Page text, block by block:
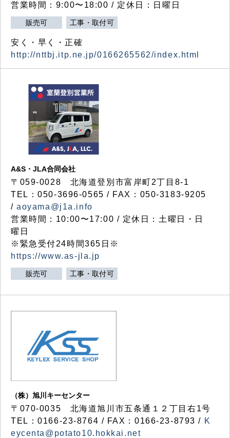
営業時間：9:00〜18:00 / 定休日：日曜日
販売可 工事・取付可
安く・早く・正確
http://nttbj.itp.ne.jp/0166265562/index.html
A&S・JLA合同会社
〒 059-0028 北海道登別市富岸町2丁目 8-1
TEL：050-3696-0565 / FAX：050-3183-9205
/aoyama@j1a.info
営業時間：10:00〜17:00 / 定休日：土曜日・日
曜日
※緊急受付24時間365日※
https://www.as-jla.jp
販売可 工事・取付可
（株）旭川キーセンター
〒070-0035 北海道旭川市五条通１２丁目右1号
TEL：0166-23-8764 / FAX：0166-23-8793 / K
eycenta@potato10.hokkai.net